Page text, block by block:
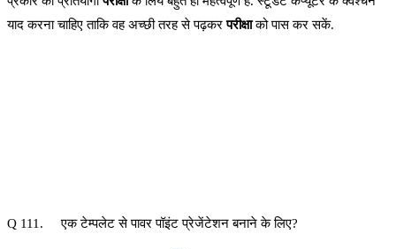
याद करना चाहिए ताकि वह अच्छी तरह से पढ़करपरीक्षाको पास कर सकें.
Q 111. एक टेम्पलेट से पावर पॉइंट प्रेजेंटेशन बनाने के लिए?